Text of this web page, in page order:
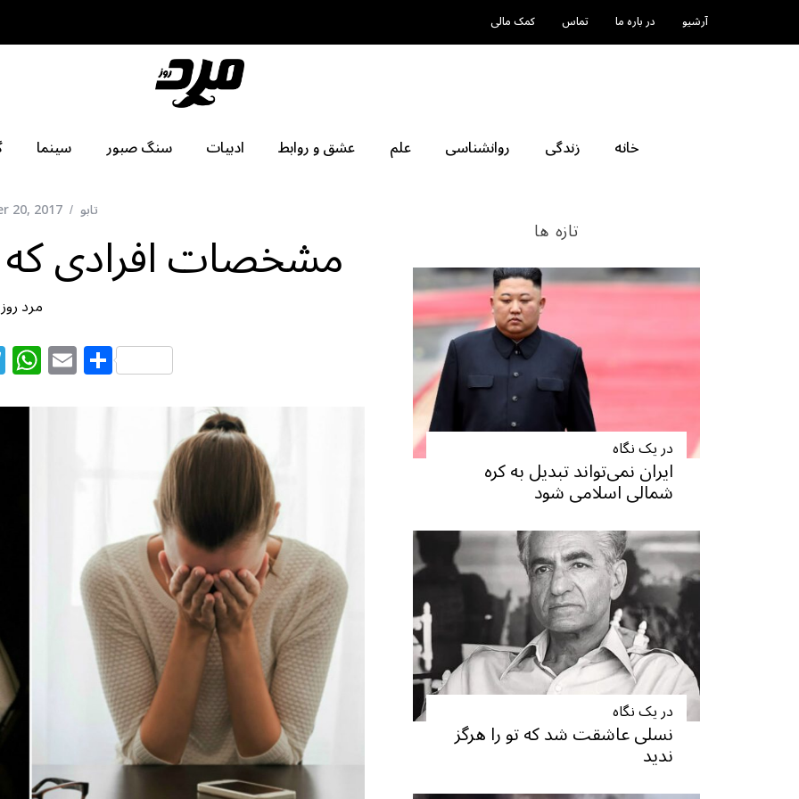
آرشیو در باره ما تماس کمک مالی
خانه زندگی روانشناسی علم عشق و روابط ادبیات سنگ صبور سینما
تابو 20, 2017
مشخصات افرادی که
مرد روز
T
el
e
W
h
at
E
m S
h
تازه ها
در یک نگاه
ایران نمی‌تواند تبدیل به کره
شمالی اسلامی شود
در یک نگاه
نسلی عاشقت شد که تو را هرگز
ندید